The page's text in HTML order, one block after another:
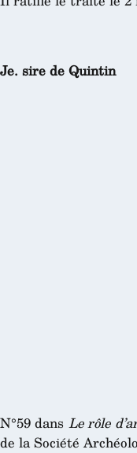
Je. sire de Quintin
N°59 dans Le rôle
de la Société